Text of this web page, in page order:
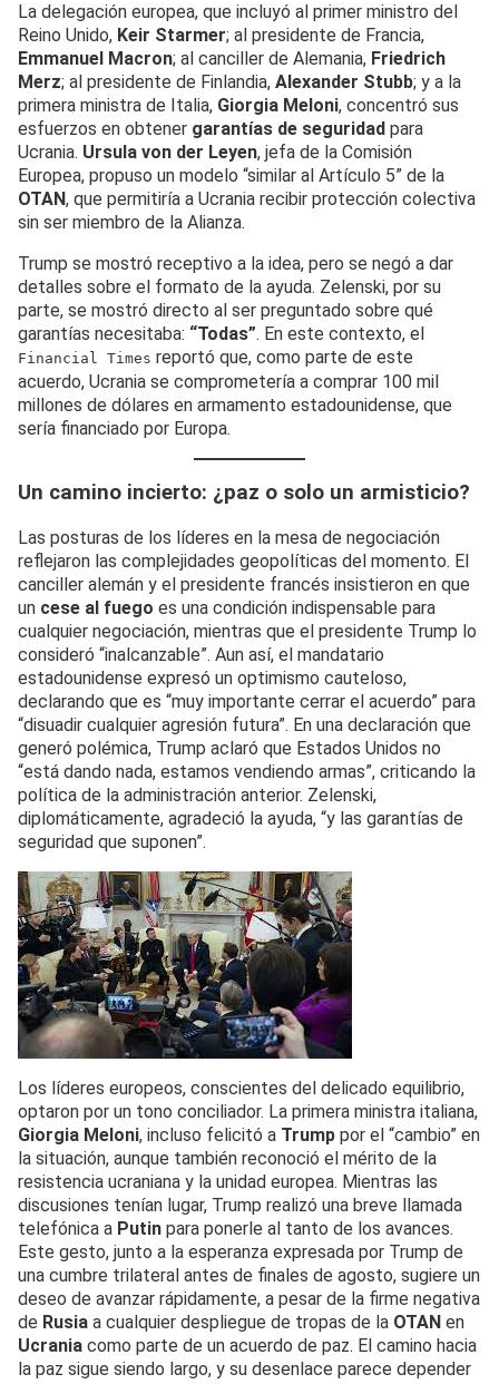
La delegación europea, que incluyó al primer ministro del
Reino Unido, Keir Starmer; al presidente de Francia,
Emmanuel Macron; al canciller de Alemania, Friedrich
Merz; al presidente de Finlandia, Alexander Stubb; y a la
primera ministra de Italia, Giorgia Meloni, concentró sus
esfuerzos en obtener garantías de seguridad para
Ucrania. Ursula von der Leyen, jefa de la Comisión
Europea, propuso un modelo “similar al Artículo 5” de la
OTAN, que permitiría a Ucrania recibir protección colectiva
sin ser miembro de la Alianza.
Trump se mostró receptivo a la idea, pero se negó a dar
detalles sobre el formato de la ayuda. Zelenski, por su
parte, se mostró directo al ser preguntado sobre qué
garantías necesitaba: “Todas”. En este contexto, el
Financial Times reportó que, como parte de este
acuerdo, Ucrania se comprometería a comprar 100 mil
millones de dólares en armamento estadounidense, que
sería financiado por Europa.
Un camino incierto: ¿paz o solo un armisticio?
Las posturas de los líderes en la mesa de negociación
reflejaron las complejidades geopolíticas del momento. El
canciller alemán y el presidente francés insistieron en que
un cese al fuego es una condición indispensable para
cualquier negociación, mientras que el presidente Trump lo
consideró “inalcanzable”. Aun así, el mandatario
estadounidense expresó un optimismo cauteloso,
declarando que es “muy importante cerrar el acuerdo” para
“disuadir cualquier agresión futura”. En una declaración que
generó polémica, Trump aclaró que Estados Unidos no
“está dando nada, estamos vendiendo armas”, criticando la
política de la administración anterior. Zelenski,
diplomáticamente, agradeció la ayuda, “y las garantías de
seguridad que suponen”.
Los líderes europeos, conscientes del delicado equilibrio,
optaron por un tono conciliador. La primera ministra italiana,
Giorgia Meloni, incluso felicitó a Trump por el “cambio” en
la situación, aunque también reconoció el mérito de la
resistencia ucraniana y la unidad europea. Mientras las
discusiones tenían lugar, Trump realizó una breve llamada
telefónica a Putin para ponerle al tanto de los avances.
Este gesto, junto a la esperanza expresada por Trump de
una cumbre trilateral antes de finales de agosto, sugiere un
deseo de avanzar rápidamente, a pesar de la firme negativa
de Rusia a cualquier despliegue de tropas de la OTAN en
Ucrania como parte de un acuerdo de paz. El camino hacia
la paz sigue siendo largo, y su desenlace parece depender